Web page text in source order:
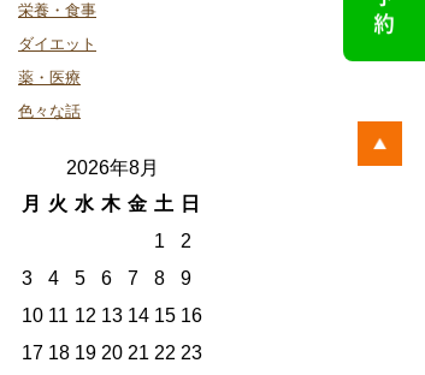
栄養・食事
ダイエット
薬・医療
色々な話
2026年8月
月
火 水 木 金 土
日
1
2
3
4 5 6 7 8
9
10 11 12 13 14 15 16
17 18 19 20 21 22 23